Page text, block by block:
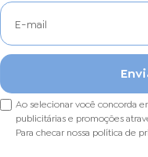
Ao selecionar você concorda
publicitárias e promoções
Para checar nossa política de